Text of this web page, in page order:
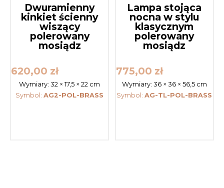
Dwuramienny
kinkiet ścienny
wiszący
polerowany
mosiądz
620,00 zł
Wymiary:32 × 17,5 × 22 cm
Symbol:AG2-POL-BRASS
Lampa stojąca
nocna w stylu
klasycznym
polerowany
mosiądz
775,00 zł
Wymiary: 36 × 36 × 56,5 cm
Symbol:AG-TL-POL-BRASS